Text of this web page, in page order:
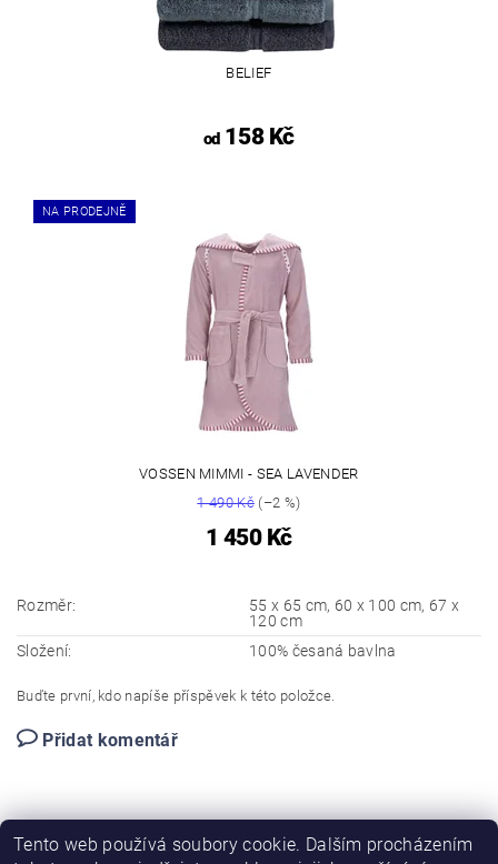
BELIEF
od158 Kč
NA PRODEJNĚ
VOSSEN MIMMI - SEA LAVENDER
1 490 Kč(–2 %)
1 450 Kč
Rozměr:
55 x 65 cm, 60 x 100 cm, 67 x
120 cm
Složení:
100% česaná bavlna
Buďte první, kdo napíše příspěvek k této položce.
Přidat komentář
Tento web používá soubory cookie. Dalším procházením